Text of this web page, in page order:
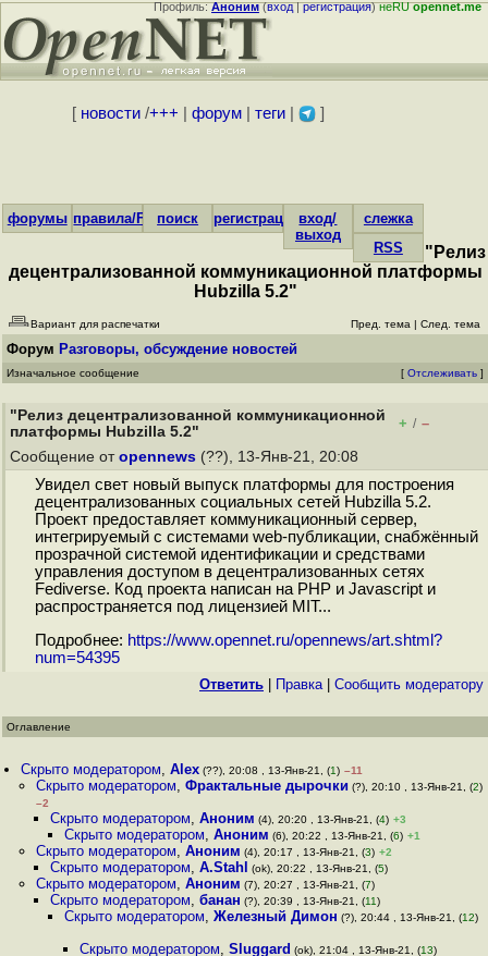
Профиль:Аноним(вход|регистрация)неRUopennet.me
[ новости/+++ форум| теги| ]
форумы правила/FAQпоиск регистрациявход/
выход
слежка
RSS
"Релиз
децентрализованной коммуникационной платформы
Hubzilla 5.2"
Вариант для распечатки Пред. тема | След. тема
Форум Разговоры, обсуждение новостей
Изначальное сообщение [ Отслеживать ]
"Релиз децентрализованной коммуникационной
платформы Hubzilla 5.2"
+ / –
Сообщение от opennews (??), 13-Янв-21, 20:08
Увидел свет новый выпуск платформы для построения
децентрализованных социальных сетей Hubzilla 5.2.
Проект предоставляет коммуникационный сервер,
интегрируемый с системами web-публикации, снабжённый
прозрачной системой идентификации и средствами
управления доступом в децентрализованных сетях
Fediverse. Код проекта написан на PHP и Javascript и
распространяется под лицензией MIT...
Подробнее: https://www.opennet.ru/opennews/art.shtml?
num=54395
Ответить Правка| Cообщить модератору
Оглавление
Скрыто модератором,Alex (??), 20:08 , 13-Янв-21, (1) –11
Скрыто модератором, Фрактальные дырочки (?), 20:10 , 13-Янв-21, (2)
–2
Скрыто модератором, Аноним (4), 20:20 , 13-Янв-21, (4) +3
Скрыто модератором,Аноним (6), 20:22 , 13-Янв-21, (6) +1
Скрыто модератором, Аноним (4), 20:17 , 13-Янв-21, (3) +2
Скрыто модератором, A.Stahl (ok), 20:22 , 13-Янв-21, (5)
Скрыто модератором, Аноним (7), 20:27 , 13-Янв-21, (7)
Скрыто модератором, банан (?), 20:39 , 13-Янв-21, (11)
Скрыто модератором,Железный Димон (?), 20:44 , 13-Янв-21, (12)
Скрыто модератором, Sluggard (ok), 21:04 , 13-Янв-21, (13)